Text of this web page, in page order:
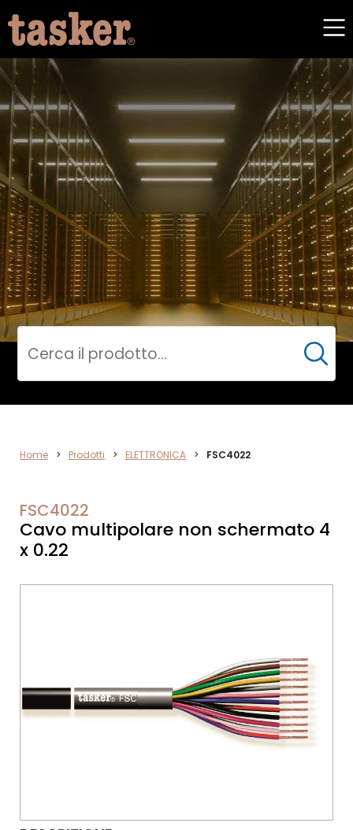
DATA
Cerca
Home > Prodotti > ELETTRONICA > FSC4022
FSC4022
Cavo multipolare non schermato 4
x 0.22